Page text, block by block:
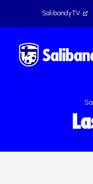
SalibandyTV